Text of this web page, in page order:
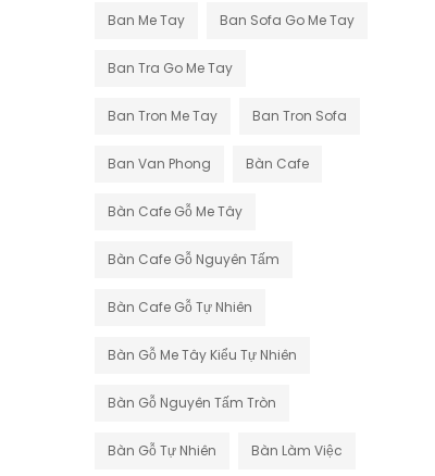
Ban Me Tay Ban Sofa Go Me Tay
Ban Tra Go Me Tay
Ban Tron Me Tay Ban Tron Sofa
Ban Van Phong Bàn Cafe
Bàn Cafe Gỗ Me Tây
Bàn Cafe Gỗ Nguyên Tấm
Bàn Cafe Gỗ Tự Nhiên
Bàn Gỗ Me Tây Kiểu Tự Nhiên
Bàn Gỗ Nguyên Tấm Tròn
Bàn Gỗ Tự Nhiên Bàn Làm Việc